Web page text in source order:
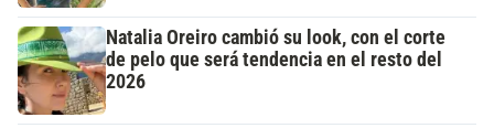
Natalia Oreiro cambió su look, con el corte
de pelo que será tendencia en el resto del
2026